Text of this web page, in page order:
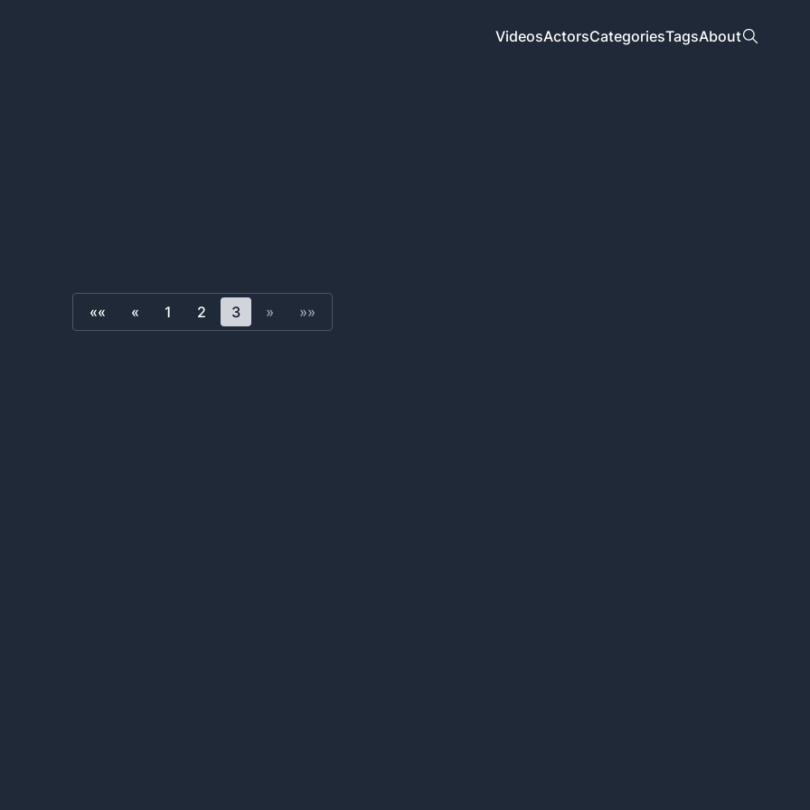
VideosActorsCategoriesTagsAbout
«« « 1 2 3 » »»